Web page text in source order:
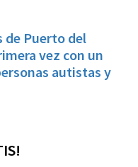
de Puerto del
vez con un
autistas y